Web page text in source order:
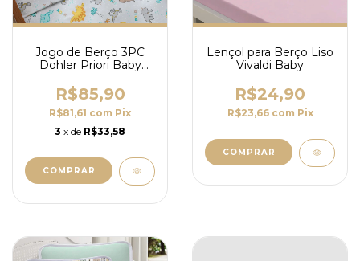
Jogo de Berço 3PC
Dohler Priori Baby
R$85,90
R$81,61 com Pix
3 x de R$33,58
COMPRAR
Lençol para Berço Liso
Vivaldi Baby
R$24,90
R$23,66 com Pix
COMPRAR